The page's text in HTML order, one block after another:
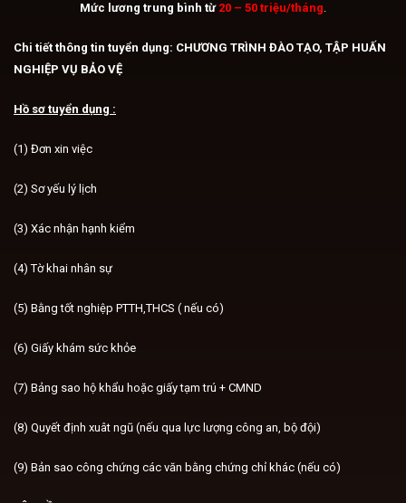
Mức lương trung bình từ 20 – 50 triệu/tháng.
Chi tiết thông tin tuyển dụng: CHƯƠNG TRÌNH ĐÀO TẠO, TẬP HUẤN
NGHIỆP VỤ BẢO VỆ
Hồ sơ tuyển dụng :
(1) Đơn xin việc
(2) Sơ yếu lý lịch
(3) Xác nhận hạnh kiểm
(4) Tờ khai nhân sự
(5) Bằng tốt nghiệp PTTH,THCS ( nếu có)
(6) Giấy khám sức khỏe
(7) Bảng sao hộ khẩu hoặc giấy tạm trú + CMND
(8) Quyết định xuât ngũ (nếu qua lực lượng công an, bộ đội)
(9) Bản sao công chứng các văn bằng chứng chỉ khác (nếu có)